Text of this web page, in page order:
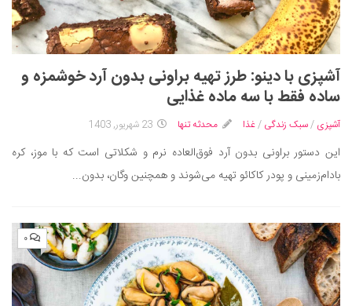
آشپزی با دینو: طرز تهیه براونی‌ بدون آرد خوشمزه و
ساده فقط با سه ماده غذایی
آشپزی /سبک زندگی /غذا محدثه تنها 23 شهریور, 1403
این دستور براونی‌ بدون آرد فوق‌العاده نرم و شکلاتی است که با موز، کره
بادام‌زمینی و پودر کاکائو تهیه می‌شوند و همچنین وگان، بدون...
۰